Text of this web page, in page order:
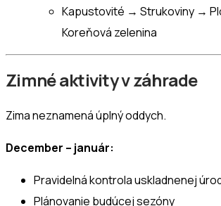
Kapustovité → Strukoviny →
Koreňová zelenina
Zimné aktivity v záhrade
Zima neznamená úplný oddych.
December – január:
Pravidelná kontrola uskladnenej
Plánovanie budúcej sezóny